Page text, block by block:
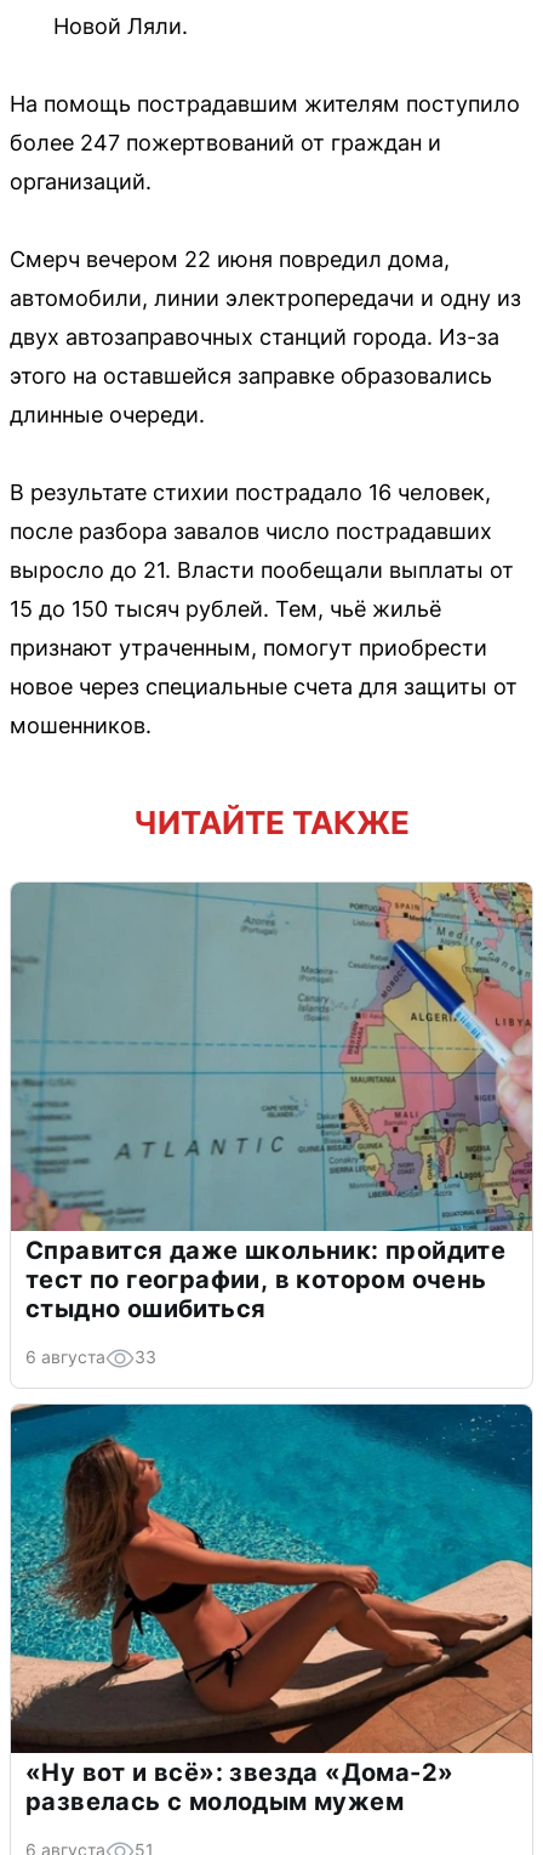
Новой Ляли.
На помощь пострадавшим жителям поступило
более 247 пожертвований от граждан и
организаций.
Смерч вечером 22 июня повредил дома,
автомобили, линии электропередачи и одну из
двух автозаправочных станций города. Из-за
этого на оставшейся заправке образовались
длинные очереди.
В результате стихии пострадало 16 человек,
после разбора завалов число пострадавших
выросло до 21. Власти пообещали выплаты от
15 до 150 тысяч рублей. Тем, чьё жильё
признают утраченным, помогут приобрести
новое через специальные счета для защиты от
мошенников.
ЧИТАЙТЕ ТАКЖЕ
Справится даже школьник: пройдите
тест по географии, в котором очень
стыдно ошибиться
6 августа 33
«Ну вот и всё»: звезда «Дома-2»
развелась с молодым мужем
6 августа 51